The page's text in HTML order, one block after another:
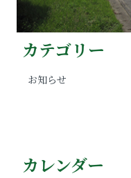
カテゴリー
お知らせ
カレンダー